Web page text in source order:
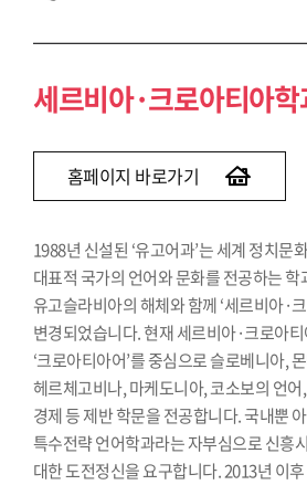
세르비아·크로아티아학
홈페이지 바로가기
1988년 신설된 ‘유고어과’는 세계 정치문
대표적 국가의 언어와 문화를 전공하는 학
유고슬라비아의 해체와 함께 ‘세르비아·
변경되었습니다. 현재 세르비아·크로아
‘크로아티아어’를 중심으로 슬로베니아,
헤르체고비나, 마케도니아, 코소보의 언
경제 등 제반 학문을 전공합니다. 국내뿐
특수전략 언어학과라는 자부심으로 신흥
대한 도전정신을 요구합니다. 2013년 이